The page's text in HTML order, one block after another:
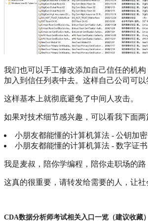
我们也可以手工修改添加自己信任的机构
加入到信任列表中去。这样自己公司可以
这样基本上就彻底避免了中间人攻击。
如果对技术细节感兴趣，可以看我下面两
小朋友都能懂的计算机算法 - 公钥加密
小朋友都能懂的计算机算法 - 数字证书
我是麦叔，陪你学编程，陪你走职场的路
这真的很重要，请转发给需要的人，让社
CDA数据分析师考试相关入口一览（建议收藏